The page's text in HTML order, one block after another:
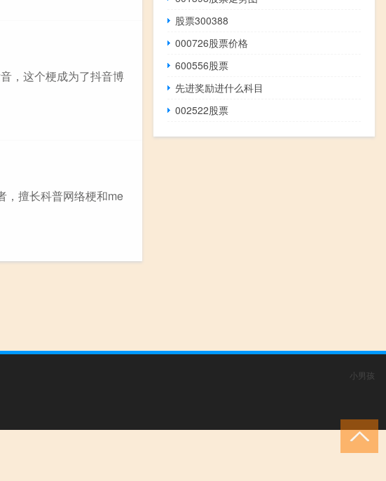
，这个梗成为了抖音博
，擅长科普网络梗和me
股票300388
000726股票价格
600556股票
先进奖励进什么科目
002522股票
小男孩